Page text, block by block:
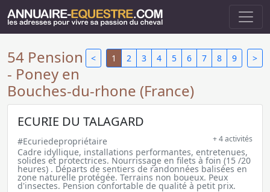
< 1 2 3 4 5 6 7 8 9 >
54 Pension
- Poney en
Bouches-du-rhone (France)
ECURIE DU TALAGARD
#Ecuriedepropriétaire + 4 activités
Cadre idyllique, installations performantes, entretenues,
solides et protectrices. Nourrissage en filets à foin (15 /20
heures) . Départs de sentiers de randonnées balisées en
zone naturelle protégée. Terrains non boueux. Peux
d'insectes. Pension confortable de qualité à petit prix.